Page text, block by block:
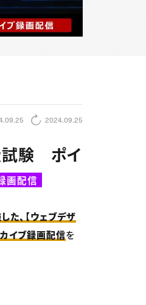
2024.09.25
試験 ポイ
画配信
た、【ウェブデザ
イブ録画配信を